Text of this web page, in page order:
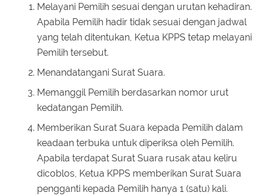
Melayani Pemilih sesuai dengan urutan kehadiran.
Apabila Pemilih hadir tidak sesuai dengan jadwal
yang telah ditentukan, Ketua KPPS tetap melayani
Pemilih tersebut.
Menandatangani Surat Suara.
Memanggil Pemilih berdasarkan nomor urut
kedatangan Pemilih.
Memberikan Surat Suara kepada Pemilih dalam
keadaan terbuka untuk diperiksa oleh Pemilih.
Apabila terdapat Surat Suara rusak atau keliru
dicoblos, Ketua KPPS memberikan Surat Suara
pengganti kepada Pemilih hanya 1 (satu) kali.